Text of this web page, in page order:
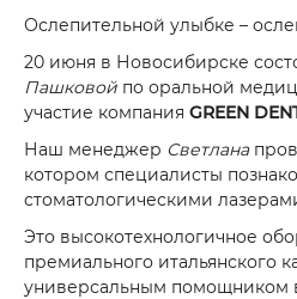
Ослепительной улыбке –
20 июня в Новосибирске
Пашковой по оральной
участие компания GREEN
Наш менеджер Светлана
котором специалисты
стоматологическими
Это высокотехнологичное
премиального итальянского
универсальным помощником